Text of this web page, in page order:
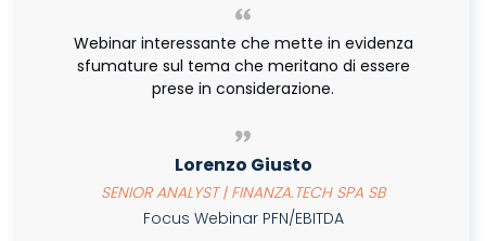
Webinar interessante che mette in evidenza
sfumature sul tema che meritano di essere
prese in considerazione.
Lorenzo Giusto
SENIOR ANALYST | FINANZA.TECH SPA SB
Focus Webinar PFN/EBITDA